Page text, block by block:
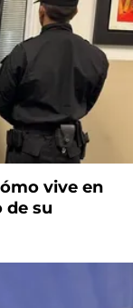
vive en
de su